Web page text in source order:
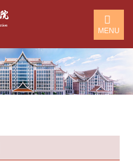
MENU